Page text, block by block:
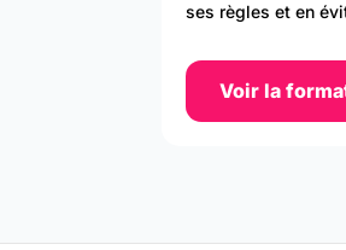
ses règles et en
Voir la